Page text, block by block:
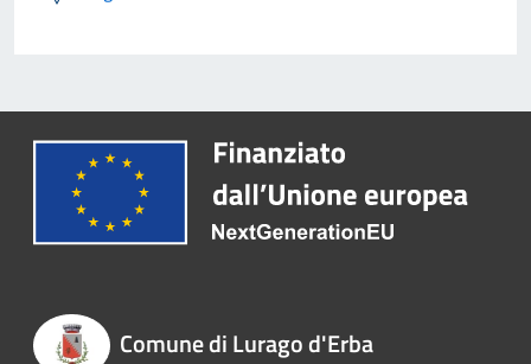
Comune di Lurago d'Erba